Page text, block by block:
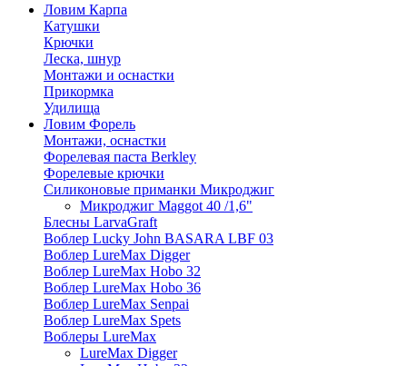
Ловим Карпа
Катушки
Крючки
Леска, шнур
Монтажи и оснастки
Прикормка
Удилища
Ловим Форель
Монтажи, оснастки
Форелевая паста Berkley
Форелевые крючки
Силиконовые приманки Микроджиг
Микроджиг Maggot 40 /1,6"
Блесны LarvaGraft
Воблер Lucky John BASARA LBF 03
Воблер LureMax Digger
Воблер LureMax Hobo 32
Воблер LureMax Hobo 36
Воблер LureMax Senpai
Воблер LureMax Spets
Воблеры LureMax
LureMax Digger